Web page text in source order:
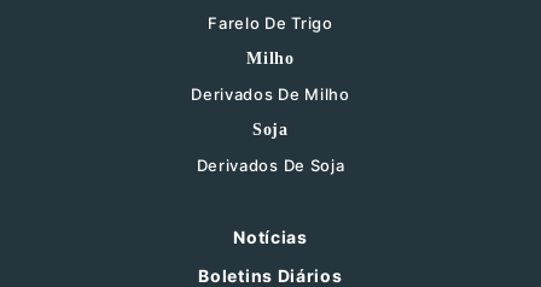
Farelo De Trigo
Milho
Derivados De Milho
Soja
Derivados De Soja
Notícias
Boletins Diários